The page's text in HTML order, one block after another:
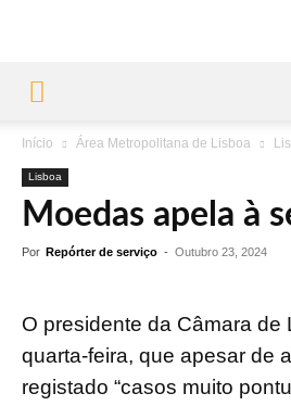
Início Área Metropolitana de Lisboa
Lisboa
Moedas apela à
Por Repórter de serviço - Outubro 23, 2024
O presidente da Câmara de
quarta-feira, que apesar de
registado “casos muito